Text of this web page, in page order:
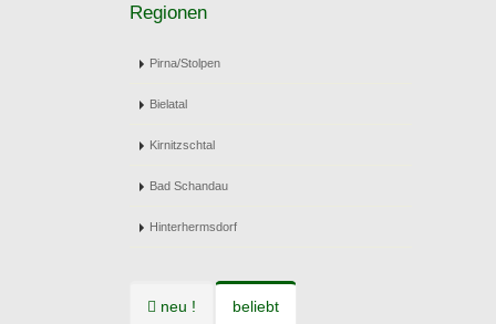
Regionen
Pirna/Stolpen
Bielatal
Kirnitzschtal
Bad Schandau
Hinterhermsdorf
neu ! beliebt